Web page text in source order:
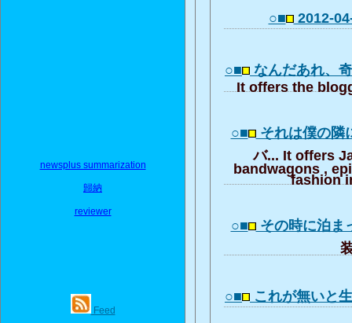
newsplus summarization
歸納
reviewer
Feed
○■ 2012-
○■ なんだあれ、
It offers the
○■ それは僕の
バ... It offers
bandwagons ,
fashion
○■ その時に泊
○■ これが無いと